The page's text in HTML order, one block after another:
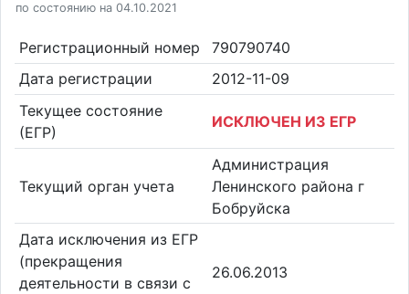
по состоянию на 04.10.2021
Регистрационный номер
790790740
Дата регистрации
2012-11-09
Текущее состояние
(ЕГР)
ИСКЛЮЧЕН ИЗ ЕГР
Текущий орган учета
Администрация
Ленинского района г
Бобруйска
Дата исключения из ЕГР
(прекращения
деятельности в связи с
26.06.2013